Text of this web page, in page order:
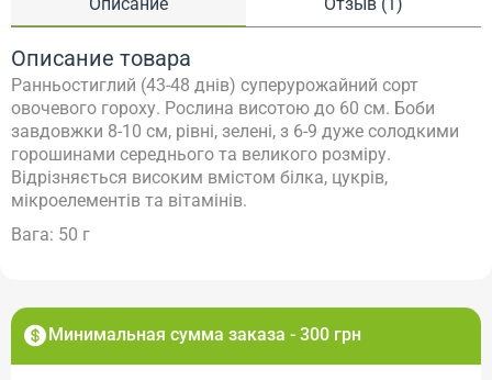
Минимальная сумма заказа - 300 грн
Описание товара
Ранньостиглий (43-48 днів) суперурожайний сорт
овочевого гороху. Рослина висотою до 60 см. Боби
завдовжки 8-10 см, рівні, зелені, з 6-9 дуже солодкими
горошинами середнього та великого розміру.
Відрізняється високим вмістом білка, цукрів,
мікроелементів та вітамінів.
Вага: 50 г